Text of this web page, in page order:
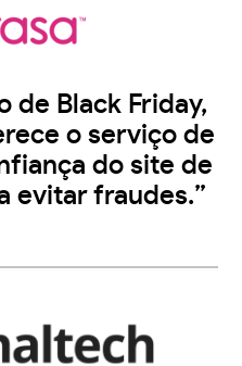
de Black Friday,
o serviço de
do site de
evitar fraudes.”